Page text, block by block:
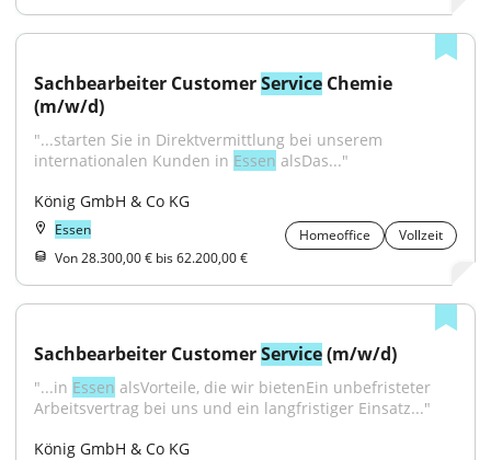
Sachbearbeiter Customer Service Chemie
(m/w/d)
"...starten Sie in Direktvermittlung bei unserem
internationalen Kunden in Essen alsDas..."
König GmbH & Co KG
Essen Homeoffice
Vollzeit
Von 28.300,00 € bis 62.200,00 €
Sachbearbeiter Customer Service (m/w/d)
"...in Essen alsVorteile, die wir bietenEin unbefristeter
Arbeitsvertrag bei uns und ein langfristiger Einsatz..."
König GmbH & Co KG